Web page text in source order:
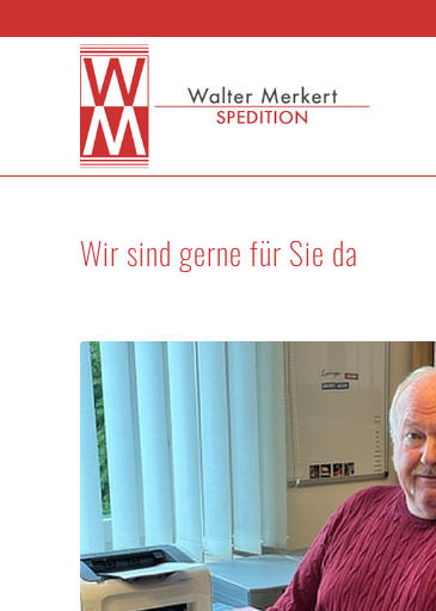
Wir sind gerne für Sie da